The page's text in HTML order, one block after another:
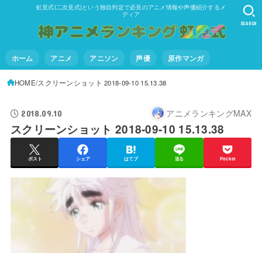
虹見式(二次見式)という独自判定で必見のアニメ情報や声優紹介するメ
ディア
ホーム アニメ アニソン 声優 原作マンガ
SEARCH
HOME スクリーンショット 2018-09-10 15.13.38
2018.09.10 アニメランキングMAX
スクリーンショット 2018-09-10 15.13.38
ポスト シェア はてブ 送る Pocket